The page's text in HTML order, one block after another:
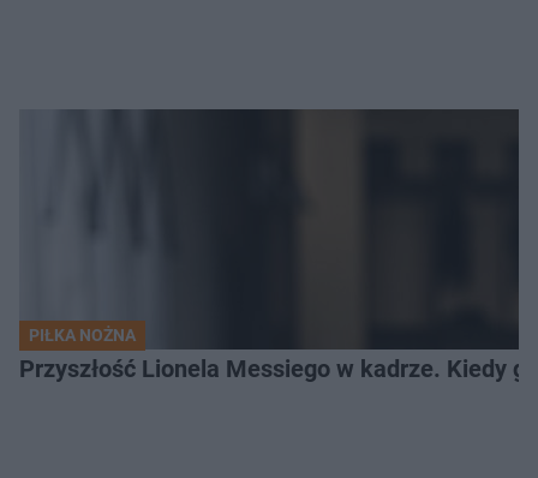
PIŁKA NOŻNA
Przyszłość Lionela Messiego w kadrze. Kiedy